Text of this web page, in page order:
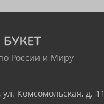
России и Миру
, ул. Комсомольская, д. 11